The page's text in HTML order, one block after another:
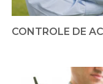
CONTROLE DE